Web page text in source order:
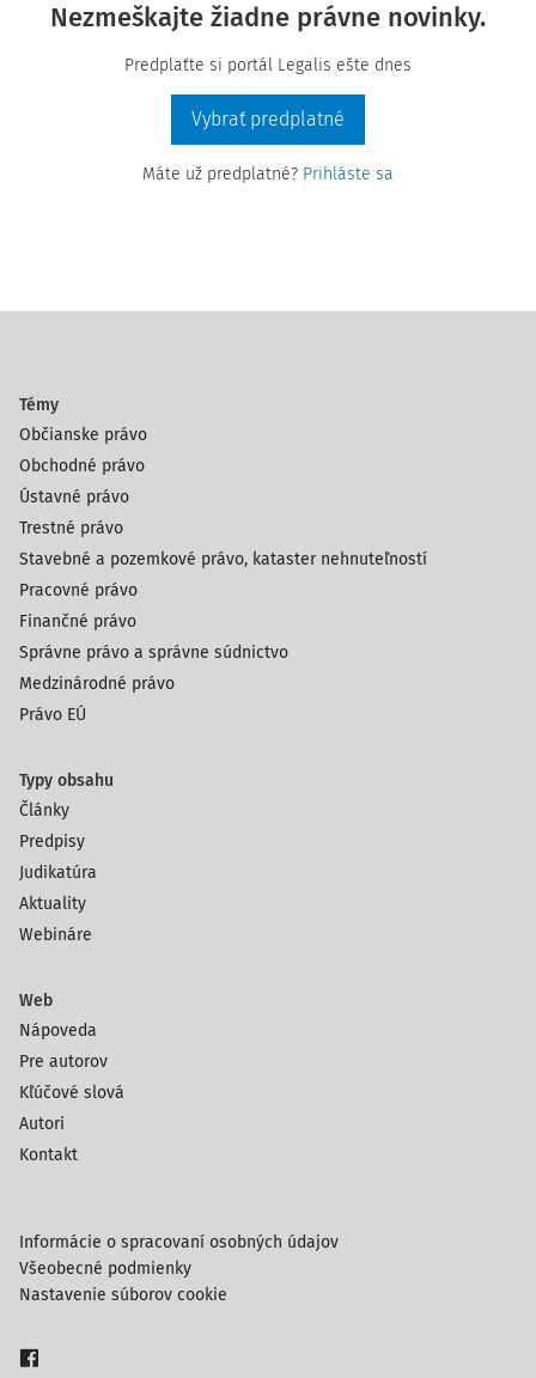
Nezmeškajte žiadne právne novinky.
Predplaťte si portál Legalis ešte dnes
Vybrať predplatné
Máte už predplatné? Prihláste sa
Témy
Občianske právo
Obchodné právo
Ústavné právo
Trestné právo
Stavebné a pozemkové právo, kataster nehnuteľností
Pracovné právo
Finančné právo
Správne právo a správne súdnictvo
Medzinárodné právo
Právo EÚ
Typy obsahu
Články
Predpisy
Judikatúra
Aktuality
Webináre
Web
Nápoveda
Pre autorov
Kľúčové slová
Autori
Kontakt
Informácie o spracovaní osobných údajov
Všeobecné podmienky
Nastavenie súborov cookie